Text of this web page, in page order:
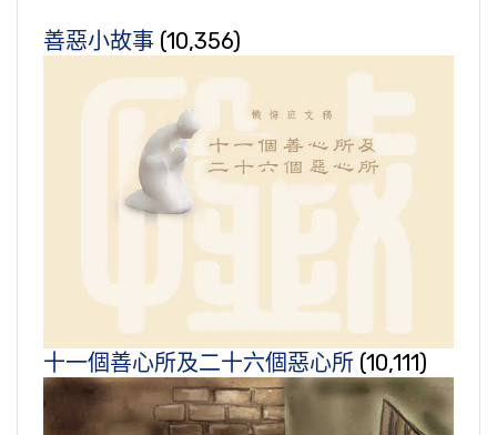
善惡小故事 (10,356)
十一個善心所及二十六個惡心所 (10,111)